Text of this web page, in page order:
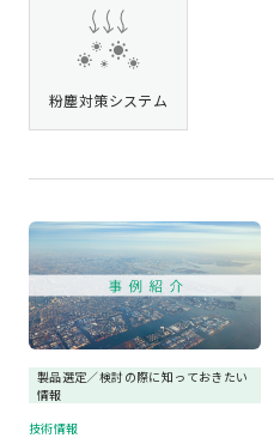
粉塵対策システム
製品選定／検討の際に知っておきたい
情報
技術情報